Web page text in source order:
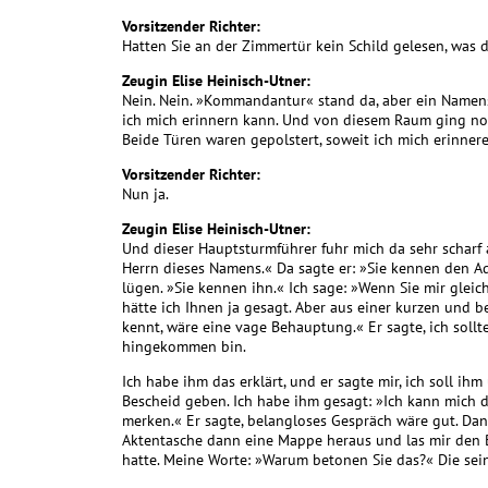
Vorsitzender Richter:
Hatten Sie an der Zimmertür kein Schild gelesen, was
Zeugin Elise Heinisch-Utner:
Nein. Nein. »Kommandantur« stand da, aber ein
ich mich erinnern kann. Und von diesem Raum ging
Beide Türen waren gepolstert, soweit ich mich
Vorsitzender Richter:
Nun ja.
Zeugin Elise Heinisch-Utner:
Und dieser Hauptsturmführer fuhr mich da sehr
Herrn dieses Namens.« Da sagte er: »Sie kennen
lügen. »Sie kennen ihn.« Ich sage: »Wenn Sie mir
hätte ich Ihnen ja gesagt. Aber aus einer kurzen und
kennt, wäre eine vage Behauptung.« Er sagte, ich
hingekommen bin.
Ich habe ihm das erklärt, und er sagte mir, ich soll
Bescheid geben. Ich habe ihm gesagt: »Ich kann
merken.« Er sagte, belangloses Gespräch wäre gut.
Aktentasche dann eine Mappe heraus und las mir
hatte. Meine Worte: »Warum betonen Sie das?« Die